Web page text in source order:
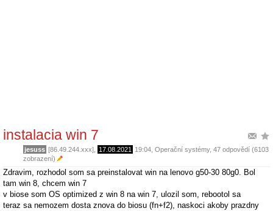
instalacia win 7
jesuss [86.49.244.xxx], 17.08.2021 19:04 Operační systémy, 47 odpovědí (6103
zobrazení)
Zdravim, rozhodol som sa preinstalovat win na lenovo g50-30 80g0. Bol
tam win 8, chcem win 7
v biose som OS optimized z win 8 na win 7, ulozil som, rebootol sa
teraz sa nemozem dosta znova do biosu (fn+f2), naskoci akoby prazdny